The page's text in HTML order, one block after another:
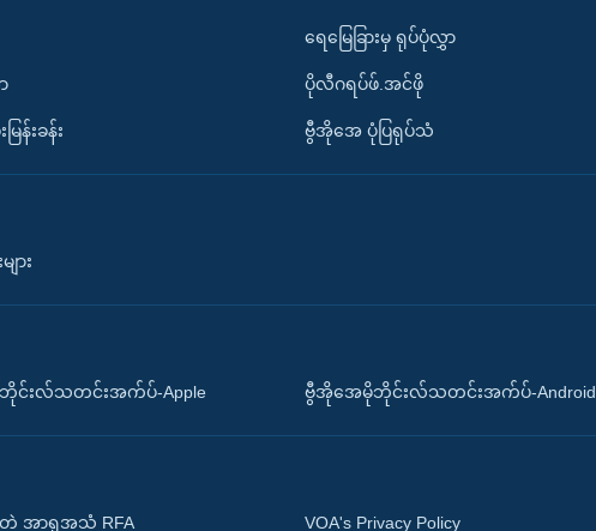
န်းခန်း
ရေမြေခြားမှ ရုပ်ပုံလွှာ
ပိုလီဂရပ်ဖ်.အင်ဖို
ဗွီအိုအေ ပုံပြရုပ်သံ
ား
င်းလ်သတင်းအက်ပ်-Apple ဗွီအိုအေမိုဘိုင်းလ်သတင်းအက်ပ်-Android
အာရှအသံ RFA VOA's Privacy Policy